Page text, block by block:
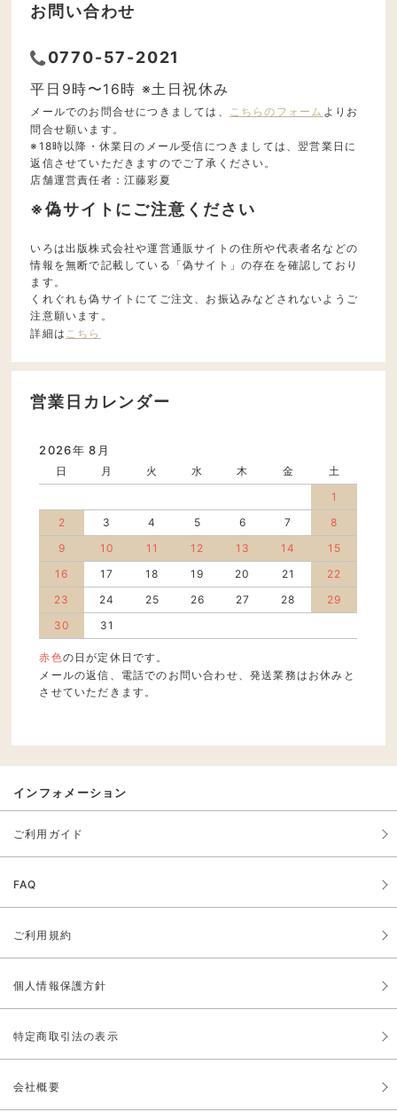
お問い合わせ
0770-57-2021
平日9時〜16時 ※土日祝休み
メールでのお問合せにつきましては、 こちらのフォーム よりお
問合せ願います。
※18時以降・休業日のメール受信につきましては、翌営業日に
返信させていただきますのでご了承ください。
店舗運営責任者：江藤彩夏
※偽サイトにご注意ください
いろは出版株式会社や運営通販サイトの住所や代表者名などの
情報を無断で記載している「偽サイト」の存在を確認しており
ます。
くれぐれも偽サイトにてご注文、お振込みなどされないようご
注意願います。
詳細は こちら
営業日カレンダー
2026年 8月
日 月 火 水 木 金
土
1
2
3 4 5 6 7
8
9
10 11 12 13 14
15
16
17 18 19 20 21
22
23
24 25 26 27 28
29
30
31
赤色の日が定休日です。
メールの返信、電話でのお問い合わせ、発送業務はお休みと
させていただきます。
インフォメーション
ご利用ガイド
FAQ
ご利用規約
個人情報保護方針
特定商取引法の表示
会社概要